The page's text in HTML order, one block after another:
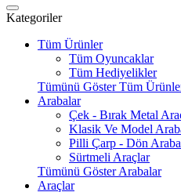
Kategoriler
Tüm Ürünler
Tüm Oyuncaklar
Tüm Hediyelikler
Tümünü Göster Tüm
Arabalar
Çek - Bırak Metal
Klasik Ve Model
Pilli Çarp - Dön
Sürtmeli Araçlar
Tümünü Göster Arabalar
Araçlar